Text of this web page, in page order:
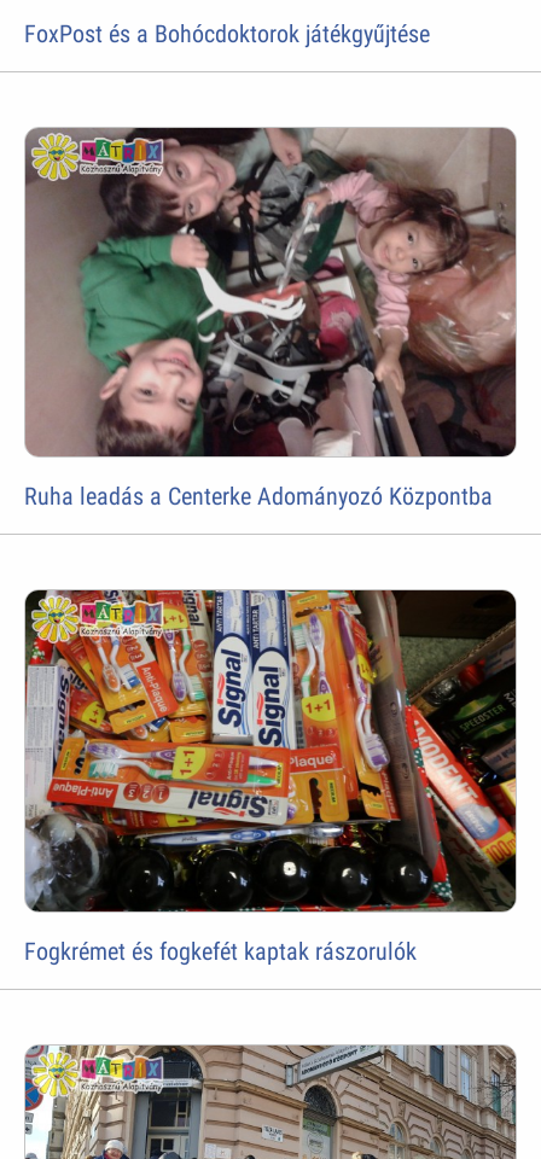
FoxPost és a Bohócdoktorok játékgyűjtése
Ruha leadás a Centerke Adományozó Központba
Fogkrémet és fogkefét kaptak rászorulók